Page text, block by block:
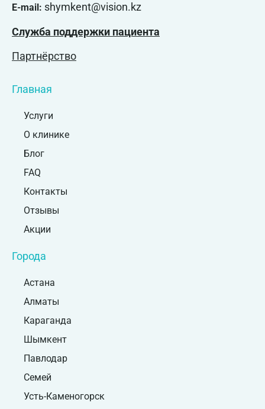
E-mail: shymkent@vision.kz
Служба поддержки пациента
Партнёрство
Главная
Услуги
О клинике
Блог
FAQ
Контакты
Отзывы
Акции
Города
Астана
Алматы
Караганда
Шымкент
Павлодар
Семей
Усть-Каменогорск